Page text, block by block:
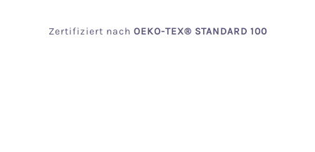
Zertifiziert nach OEKO-TEX® STANDARD 100